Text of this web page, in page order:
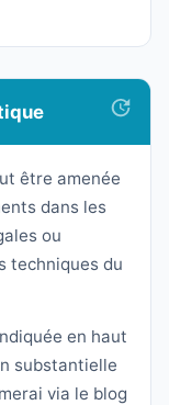
être amenée
dans les
ou
techniques du
en haut
substantielle
via le blog